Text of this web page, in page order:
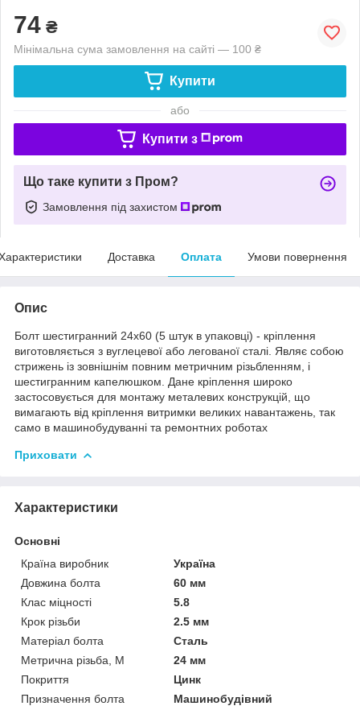
74 ₴
Мінімальна сума замовлення на сайті — 100 ₴
Купити
або
Купити з
Що таке купити з Пром?
Замовлення під захистом
Доставка Оплата Умови повернення
Опис
Болт шестигранний 24х60 (5 штук в упаковці) - кріплення
виготовляється з вуглецевої або легованої сталі. Являє собою
стрижень із зовнішнім повним метричним різьбленням, і
шестигранним капелюшком. Дане кріплення широко
застосовується для монтажу металевих конструкцій, що
вимагають від кріплення витримки великих навантажень, так
само в машинобудуванні та ремонтних роботах
Приховати
Характеристики
Основні
Країна виробник
Україна
Довжина болта
60 мм
Клас міцності
5.8
Крок різьби
2.5 мм
Матеріал болта
Сталь
Метрична різьба, М
24 мм
Покриття
Цинк
Призначення болта
Машинобудівний